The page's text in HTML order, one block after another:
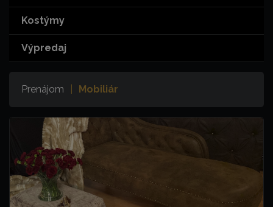
Kostýmy
Výpredaj
Prenájom Mobiliár